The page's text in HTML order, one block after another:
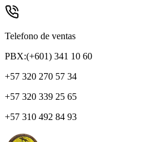
Telefono de ventas
PBX:(+601) 341 10 60
+57 320 270 57 34
+57 320 339 25 65
+57 310 492 84 93